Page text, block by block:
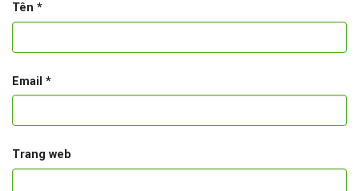
Tên *
Email *
Trang web